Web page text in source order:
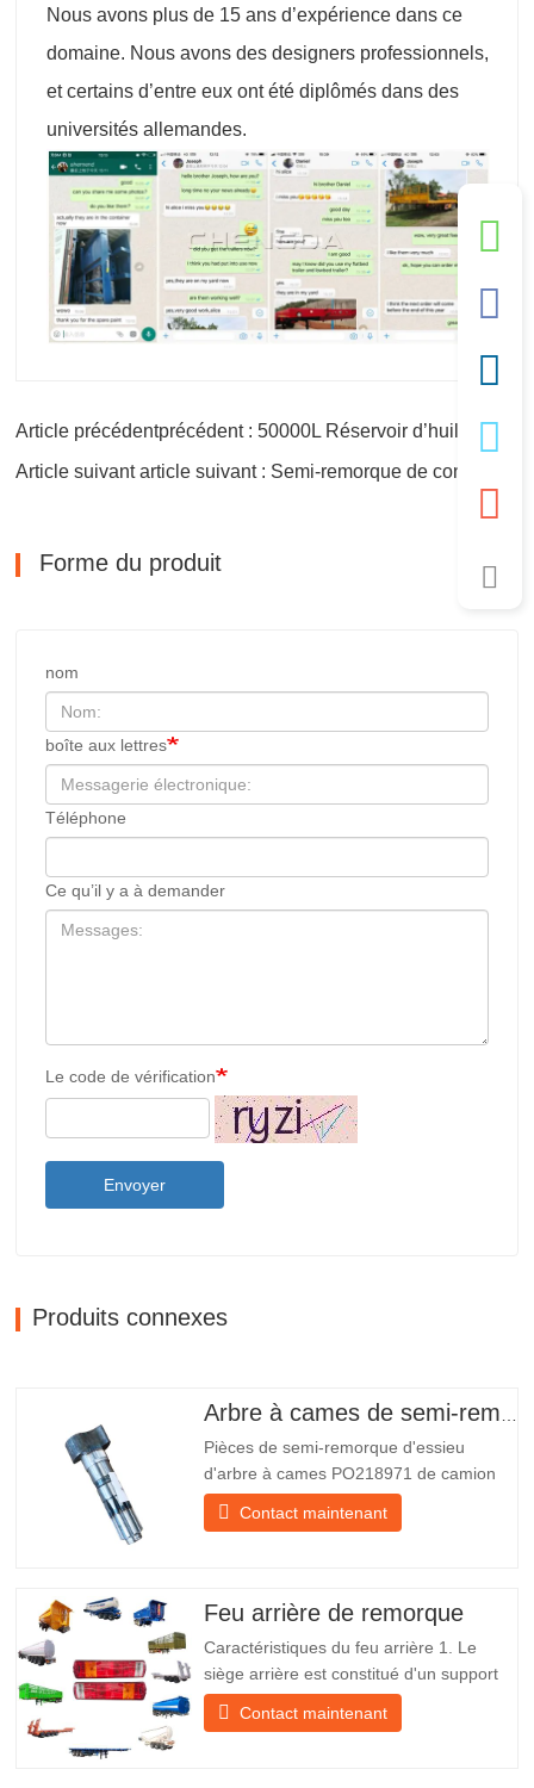
Nous avons plus de 15 ans d’expérience dans ce
domaine. Nous avons des designers professionnels,
et certains d’entre eux ont été diplômés dans des
universités allemandes.
Forme du produit
nom
boîte aux lettres
Téléphone
Ce qu’il y a à demander
Le code de vérification
Envoyer
Produits connexes
Arbre à cames de semi-remorque
Pièces de semi-remorque d'essieu
d'arbre à cames PO218971 de camion
chinois à vendre Caractéristiques Produit
Pièces de rechange pour remorque
expédition À propos de nous Chengda
Group est un fabricant chinois de…
Contact maintenant
Feu arrière de remorque
Caractéristiques du feu arrière 1. Le
siège arrière est constitué d'un support
en fer, beaucoup plus résistant que
d'autres matériaux. Des vis et des écrous
Contact maintenant